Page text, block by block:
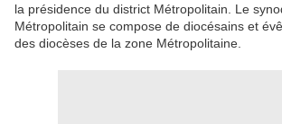
la présidence du district Métropolitain.
Le
Métropolitain se compose de diocésains et
des diocèses de la zone Métropolitaine.